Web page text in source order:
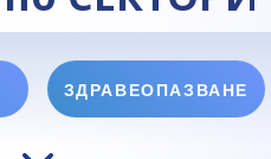
ЗДРАВЕОПАЗВАНЕ